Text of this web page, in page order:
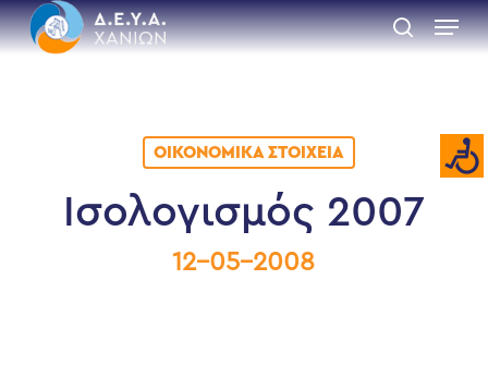
Skip
to
main
search
Menu
ΟΙΚΟΝΟΜΙΚΆ ΣΤΟΙΧΕΊΑ
Ισολογισμός 2007
12-05-2008